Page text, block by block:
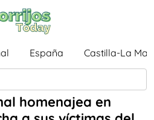
España Castilla-La
homenajea en